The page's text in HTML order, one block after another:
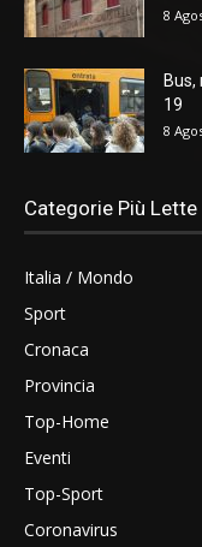
8
19
8
Categorie Più Lette
Italia / Mondo
Sport
Cronaca
Provincia
Top-Home
Eventi
Top-Sport
Coronavirus